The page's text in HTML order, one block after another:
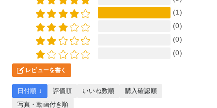
(1)
(0)
(0)
(0)
レビューを書く
日付順 ↓ 評価順 いいね数順
購入確認順
写真・動画付き順